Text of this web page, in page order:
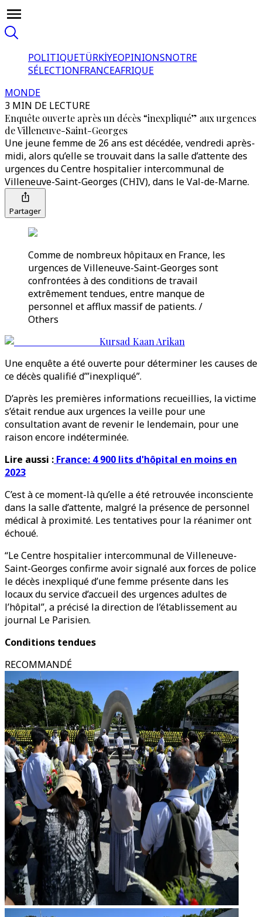
POLITIQUETÜRKİYEOPINIONSNOTRE
SÉLECTIONFRANCEAFRIQUE
MONDE
3 MIN DE LECTURE
Enquête ouverte après un décès “inexpliqué” aux urgences
de Villeneuve-Saint-Georges
Une jeune femme de 26 ans est décédée, vendredi après-
midi, alors qu’elle se trouvait dans la salle d’attente des
urgences du Centre hospitalier intercommunal de
Villeneuve-Saint-Georges (CHIV), dans le Val-de-Marne.
Partager
Comme de nombreux hôpitaux en France, les
urgences de Villeneuve-Saint-Georges sont
confrontées à des conditions de travail
extrêmement tendues, entre manque de
personnel et afflux massif de patients. /
Others
Kursad Kaan Arikan
Une enquête a été ouverte pour déterminer les causes de
ce décès qualifié d’”inexpliqué”.
D’après les premières informations recueillies, la victime
s’était rendue aux urgences la veille pour une
consultation avant de revenir le lendemain, pour une
raison encore indéterminée.
Lire aussi : France: 4 900 lits d'hôpital en moins en
2023
C’est à ce moment-là qu’elle a été retrouvée inconsciente
dans la salle d’attente, malgré la présence de personnel
médical à proximité. Les tentatives pour la réanimer ont
échoué.
“Le Centre hospitalier intercommunal de Villeneuve-
Saint-Georges confirme avoir signalé aux forces de police
le décès inexpliqué d’une femme présente dans les
locaux du service d’accueil des urgences adultes de
l’hôpital”, a précisé la direction de l’établissement au
journal Le Parisien.
Conditions tendues
RECOMMANDÉ